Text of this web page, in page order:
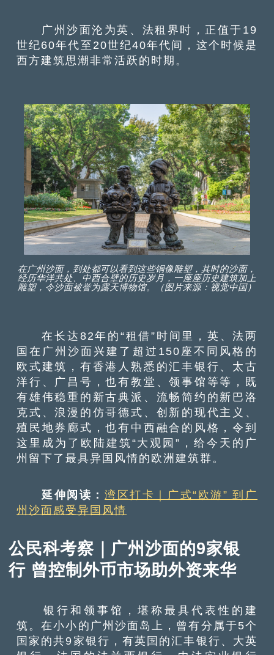
广州沙面沦为英、法租界时，正值于19
世纪60年代至20世纪40年代间，这个时候是
西方建筑思潮非常活跃的时期。
在广州沙面，到处都可以看到这些铜像雕塑，其时的沙面，
经历华洋共处、中西合壁的历史岁月，一座座历史建筑加上
雕塑，令沙面被誉为露天博物馆。（图片来源：视觉中国）
在长达82年的“租借”时间里，英、法两
国在广州沙面兴建了超过150座不同风格的
欧式建筑，有香港人熟悉的汇丰银行、太古
洋行、广昌号，也有教堂、领事馆等等，既
有雄伟稳重的新古典派、流畅简约的新巴洛
克式、浪漫的仿哥德式、创新的现代主义、
殖民地券廊式，也有中西融合的风格，令到
这里成为了欧陆建筑“大观园”，给今天的广
州留下了最具异国风情的欧洲建筑群。
延伸阅读：湾区打卡｜广式“欧游” 到广
州沙面感受异国风情
公民科考察｜广州沙面的9家银
行 曾控制外币市场助外资来华
银行和领事馆，堪称最具代表性的建
筑。在小小的广州沙面岛上，曾有分属于5个
国家的共9家银行，有英国的汇丰银行、大英